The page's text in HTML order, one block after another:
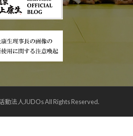
動法人JUDOs All Rights Reserved.